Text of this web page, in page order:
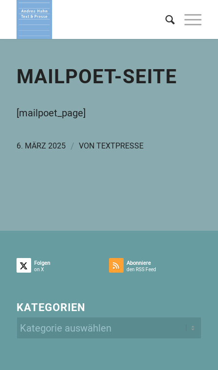
MAILPOET-SEITE
[mailpoet_page]
6. MÄRZ 2025 / VON TEXTPRESSE
Folgen
on X
Abonniere
den RSS Feed
KATEGORIEN
Kategorien